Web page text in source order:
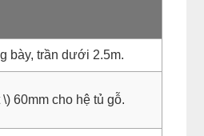
bày, trần dưới 2.5m.
60mm cho hệ tủ gỗ.